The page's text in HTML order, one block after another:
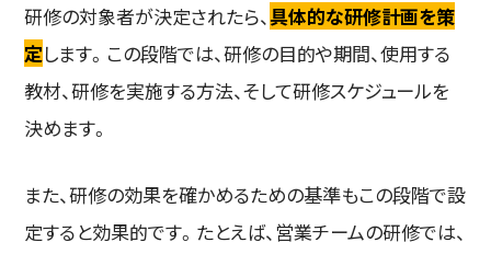
研修の対象者が決定されたら、具体的な研修計画を策
定します。この段階では、研修の目的や期間、使用する
教材、研修を実施する方法、そして研修スケジュールを
決めます。
また、研修の効果を確かめるための基準もこの段階で設
定すると効果的です。たとえば、営業チームの研修では、